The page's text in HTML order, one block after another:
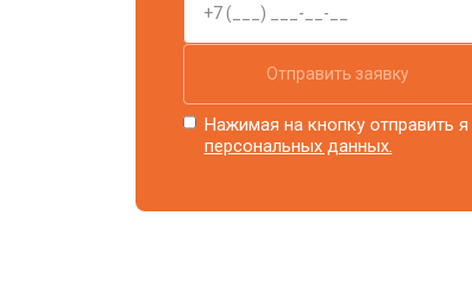
Отправить заявку
Нажимая на кнопку отправить
персональных данных.